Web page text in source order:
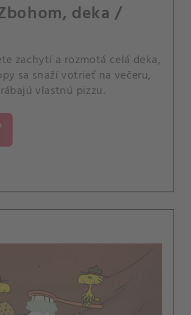
deka /
zachytí a rozmotá celá deka,
sa snaží votrieť na večeru,
vlastnú pizzu.